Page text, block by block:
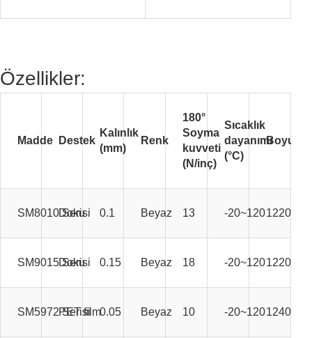
Özellikler:
Madde Destek
Kalınlık
(mm)
Renk
180°
Soyma
kuvveti
(N/inç)
Sıcaklık
dayanımı
(°C)
Boyut
SM8010 Serisi
Doku 0.1 Beyaz 13 -20~120
SM9015 Serisi
Doku 0.15 Beyaz 18 -20~120
SM5972 Serisi
PET film0.05 Beyaz 10 -20~120